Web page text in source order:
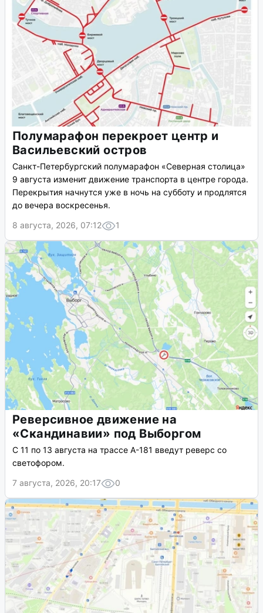
Полумарафон перекроет центр и
Васильевский остров
Санкт-Петербургский полумарафон «Северная столица»
9 августа изменит движение транспорта в центре города.
Перекрытия начнутся уже в ночь на субботу и продлятся
до вечера воскресенья.
8 августа, 2026, 07:12
1
Реверсивное движение на
«Скандинавии» под Выборгом
С 11 по 13 августа на трассе А-181 введут реверс со
светофором.
7 августа, 2026, 20:17
0